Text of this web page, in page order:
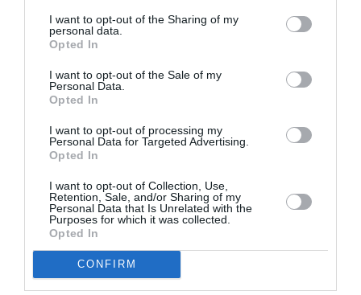
I want to opt-out of the Sharing of my
personal data.
Opted In
I want to opt-out of the Sale of my
Personal Data.
Opted In
I want to opt-out of processing my
Personal Data for Targeted Advertising.
Opted In
I want to opt-out of Collection, Use,
Retention, Sale, and/or Sharing of my
Personal Data that Is Unrelated with the
Purposes for which it was collected.
Opted In
CONFIRM
O «Οιδίποδας» του
Ρόμπερτ Άικ ξανά
στη Στέγη – Με τους
Νίκο Κουρή & Μαρία
Κεχαγιόγλου
Αυτοκράτειρα του
Βυζαντίου: Η νέα
ελληνική όπερα του
στο θέατρο
Ολύμπια